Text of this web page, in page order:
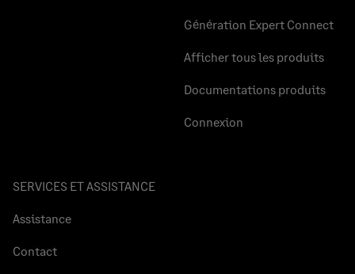
Génération Expert Connect
Afficher tous les produits
Documentations produits
Connexion
SERVICES ET ASSISTANCE
Assistance
Contact